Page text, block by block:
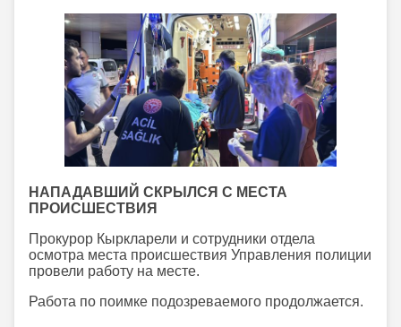
НАПАДАВШИЙ СКРЫЛСЯ С МЕСТА
ПРОИСШЕСТВИЯ
Прокурор Кыркларели и сотрудники отдела
осмотра места происшествия Управления полиции
провели работу на месте.
Работа по поимке подозреваемого продолжается.